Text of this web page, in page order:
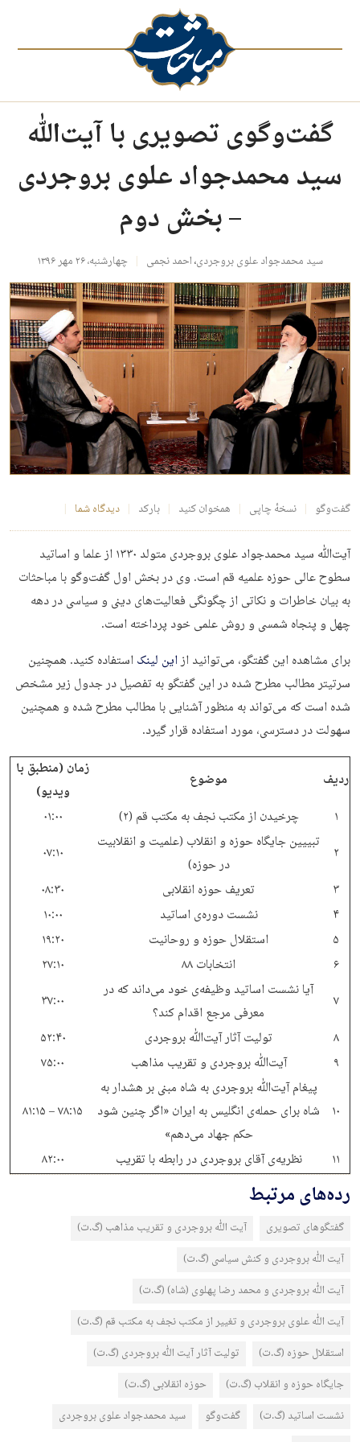
گفت‌وگوی تصویری با آیت‌الله
سید محمدجواد علوی بروجردی
– بخش دوم
سید محمدجواد علوی بروجردی،احمد نجمی چهارشنبه، ۲۶ مهر ۱۳۹۶
گفت‌وگو نسخهٔ چاپی همخوان کنید بارکد دیدگاه شما
آیت‌ﷲ سید محمدجواد علوی بروجردی متولد ۱۳۳۰ از علما و اساتید
سطوح عالی حوزه علمیه قم است. وی در بخش اول گفت‌وگو با مباحثات
به بیان خاطرات و نکاتی از چگونگی فعالیت‌های دینی و سیاسی در دهه
چهل و پنجاه شمسی و روش علمی خود پرداخته است.
برای مشاهده این گفتگو، می‌توانید ازاین لینک استفاده کنید. همچنین
سرتیتر مطالب مطرح شده در این گفتگو به تفصیل در جدول زیر مشخص
شده است که می‌تواند به منظور آشنایی با مطالب مطرح شده و همچنین
سهولت در دسترسی، مورد استفاده قرار گیرد.
ردیف موضوع
زمان (منطبق با
ویدیو)
۱
چرخیدن از مکتب نجف به مکتب قم (۲)
۰۱:۰۰
۲
تبییین جایگاه حوزه و انقلاب (علمیت و انقلابیت
در حوزه)
۰۷:۱۰
۳
تعریف حوزه انقلابی
۰۸:۳۰
۴
نشست دوره‌ی اساتید
۱۰:۰۰
۵
استقلال حوزه و روحانیت
۱۹:۲۰
۶
انتخابات ۸۸
۲۷:۱۰
۷
آیا نشست اساتید وظیفه‌ی خود می‌داند که در
معرفی مرجع اقدام کند؟
۳۷:۰۰
۸
تولیت آثار آیت‌ﷲ بروجردی
۵۲:۴۰
۹
آیت‌ﷲ بروجردی و تقریب مذاهب ۷۵:۰۰
۱۰
پیغام آیت‌ﷲ بروجردی به شاه مبنی بر هشدار به
شاه برای حمله‌ی انگلیس به ایران «اگر چنین شود
حکم جهاد می‌دهم»
۷۸:۱۵ – ۸۱:۱۵
۱۱ نظریه‌ی آقای بروجردی در رابطه با تقریب ۸۲:۰۰
رده‌های مرتبط
گفتگوهای تصویری
آیت الله بروجردی و تقریب مذاهب (گ.ت)
آیت الله بروجردی و کنش سیاسی (گ.ت)
آیت الله بروجردی و محمد رضا پهلوی (شاه) (گ.ت)
آیت الله علوی بروجردی و تغییر از مکتب نجف به مکتب قم (گ.ت)
استقلال حوزه (گ.ت)
تولیت آثار آیت الله بروجردی (گ.ت)
جایگاه حوزه و انقلاب (گ.ت)
حوزه انقلابی (گ.ت)
نشست اساتید (گ.ت)
گفت‌وگو
سید محمدجواد علوی بروجردی